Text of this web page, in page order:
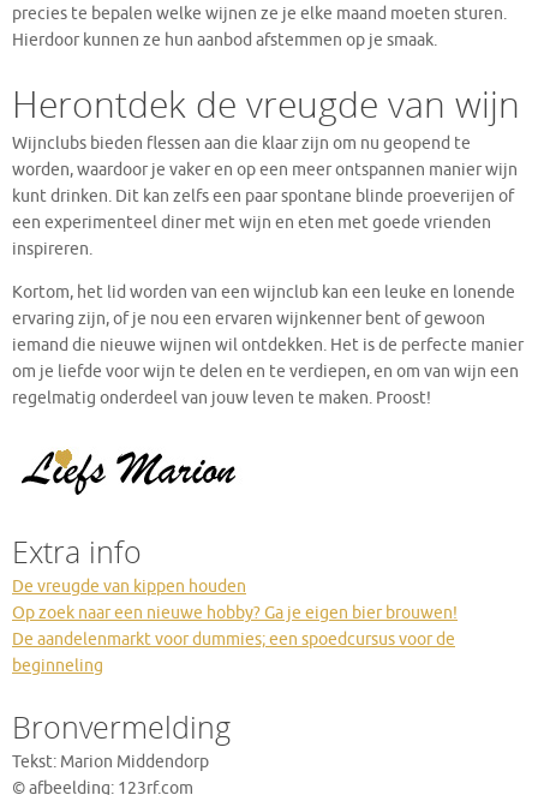
precies te bepalen welke wijnen ze je elke maand moeten sturen.
Hierdoor kunnen ze hun aanbod afstemmen op je smaak​.
Herontdek de vreugde van wijn
Wijnclubs bieden flessen aan die klaar zijn om nu geopend te
worden, waardoor je vaker en op een meer ontspannen manier wijn
kunt drinken. Dit kan zelfs een paar spontane blinde proeverijen of
een experimenteel diner met wijn en eten met goede vrienden
inspireren.
Kortom, het lid worden van een wijnclub kan een leuke en lonende
ervaring zijn, of je nou een ervaren wijnkenner bent of gewoon
iemand die nieuwe wijnen wil ontdekken. Het is de perfecte manier
om je liefde voor wijn te delen en te verdiepen, en om van wijn een
regelmatig onderdeel van jouw leven te maken. Proost!
Extra info
De vreugde van kippen houden
Op zoek naar een nieuwe hobby? Ga je eigen bier brouwen!
De aandelenmarkt voor dummies; een spoedcursus voor de
beginneling
Bronvermelding
Tekst: Marion Middendorp
© afbeelding: 123rf.com